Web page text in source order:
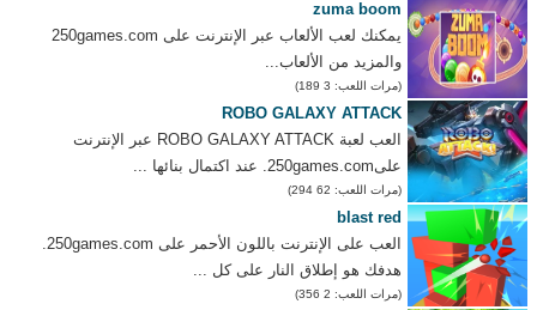
zuma boom
يمكنك لعب الألعاب عبر الإنترنت على 250games.com
والمزيد من الألعاب...
(مرات اللعب: 3 189)
ROBO GALAXY ATTACK
العب لعبة ROBO GALAXY ATTACK عبر الإنترنت
على250games.com. عند اكتمال بنائها ...
(مرات اللعب: 62 294)
blast red
العب على الإنترنت باللون الأحمر على 250games.com.
هدفك هو إطلاق النار على كل ...
(مرات اللعب: 2 356)